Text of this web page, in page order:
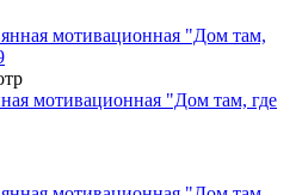
мотивационная "Дом там, где